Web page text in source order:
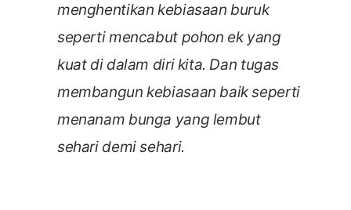
menghentikan kebiasaan buruk
seperti mencabut pohon ek yang
kuat di dalam diri kita. Dan tugas
membangun kebiasaan baik seperti
menanam bunga yang lembut
sehari demi sehari.